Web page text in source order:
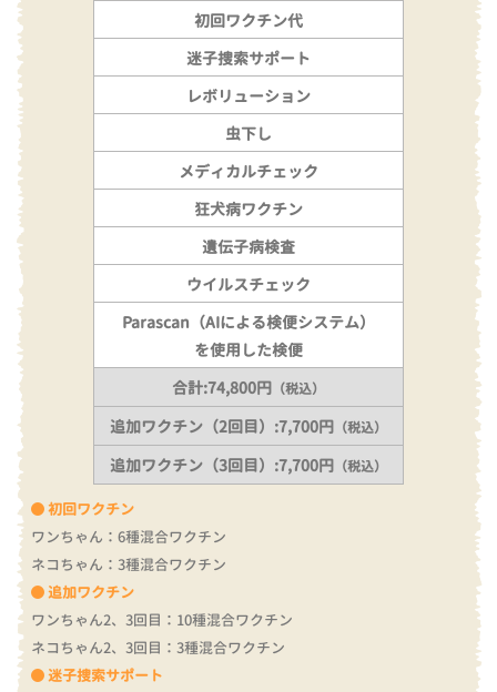
初回ワクチン
ワンちゃん：6種混合ワクチン
ネコちゃん：3種混合ワクチン
追加ワクチン
ワンちゃん2、3回目：10種混合ワクチン
ネコちゃん2、3回目：3種混合ワクチン
迷子捜索サポート
初回ワクチン代
迷子捜索サポート
レボリューション
虫下し
メディカルチェック
狂犬病ワクチン
遺伝子病検査
ウイルスチェック
Parascan（AIによる検便システム）
を使用した検便
合計:74,800円 （税込）
追加ワクチン（2回目）:7,700円 （税込）
追加ワクチン（3回目）:7,700円 （税込）